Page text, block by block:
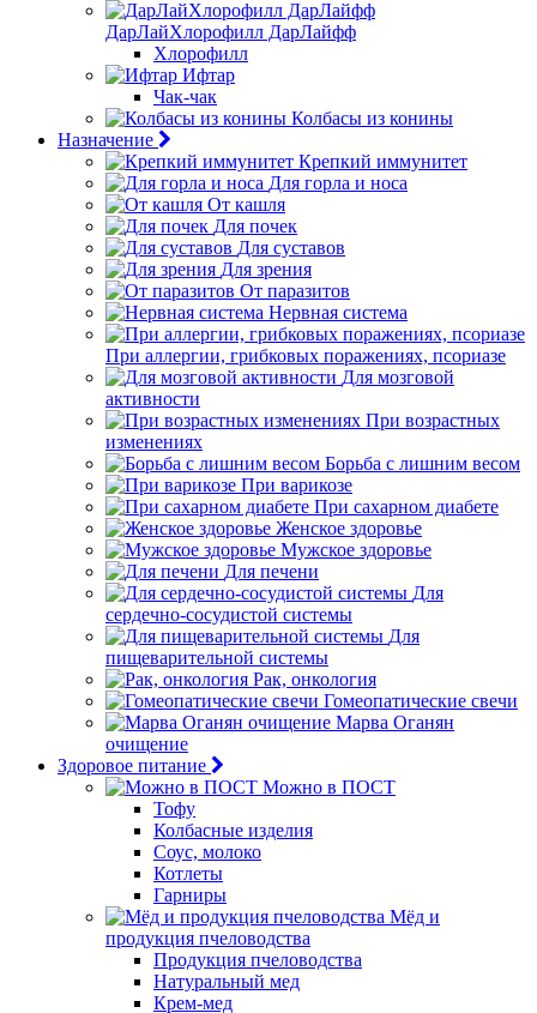
ДарЛайХлорофилл ДарЛайфф
Хлорофилл
Ифтар
Чак-чак
Колбасы из конины
Назначение
Крепкий иммунитет
Для горла и носа
От кашля
Для почек
Для суставов
Для зрения
От паразитов
Нервная система
При аллергии, грибковых поражениях, псориазе
Для мозговой
активности
При возрастных
изменениях
Борьба с лишним весом
При варикозе
При сахарном диабете
Женское здоровье
Мужское здоровье
Для печени
Для
сердечно-сосудистой системы
Для
пищеварительной системы
Рак, онкология
Гомеопатические свечи
Марва Оганян
очищение
Здоровое питание
Можно в ПОСТ
Тофу
Колбасные изделия
Соус, молоко
Котлеты
Гарниры
Мёд и
продукция пчеловодства
Продукция пчеловодства
Натуральный мед
Крем-мед